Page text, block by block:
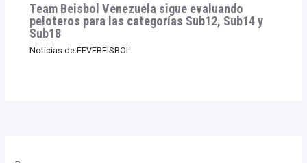
Team Beisbol Venezuela sigue evaluando
peloteros para las categorías Sub12, Sub14 y
Sub18
Noticias de FEVEBEISBOL